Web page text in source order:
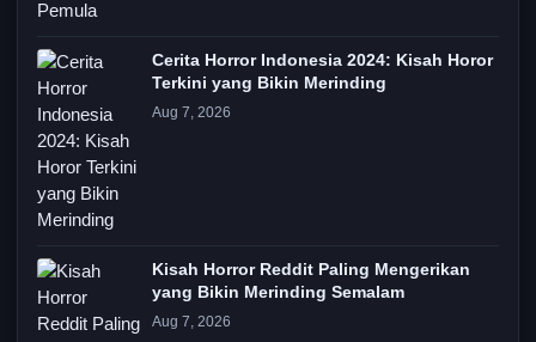
Cerita Horror Indonesia 2024: Kisah Horor
Terkini yang Bikin Merinding
Aug 7, 2026
Kisah Horror Reddit Paling Mengerikan
yang Bikin Merinding Semalam
Aug 7, 2026